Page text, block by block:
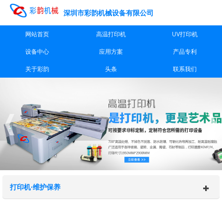
深圳市彩韵机械设备有限公司
网站首页 高温打印机 UV打印机
设备中心 应用方案 产品专利
关于彩韵 头条 联系我们
打印机·维护保养